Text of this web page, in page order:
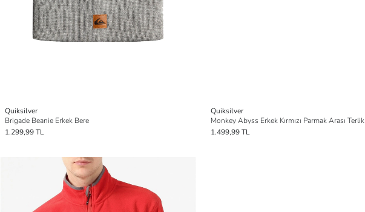
Quiksilver
Brigade Beanie Erkek Bere
1.299,99 TL
Quiksilver
Monkey Abyss Erkek Kırmızı Parmak Arası Terlik
1.499,99 TL